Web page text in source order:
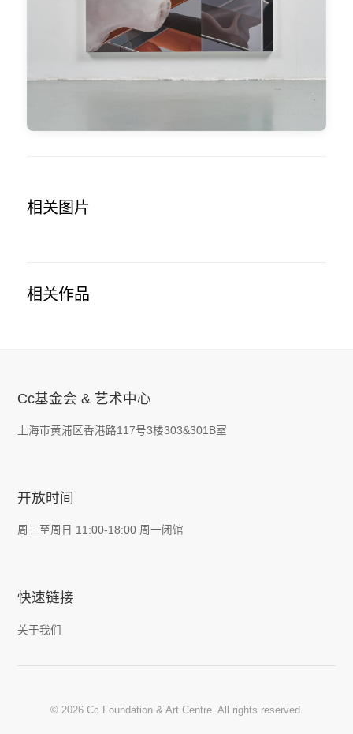
相关图片
相关作品
Cc基金会 & 艺术中心
上海市黄浦区香港路117号3楼303&301B室
开放时间
周三至周日 11:00-18:00 周一闭馆
快速链接
关于我们
© 2026 Cc Foundation & Art Centre. All rights reserved.